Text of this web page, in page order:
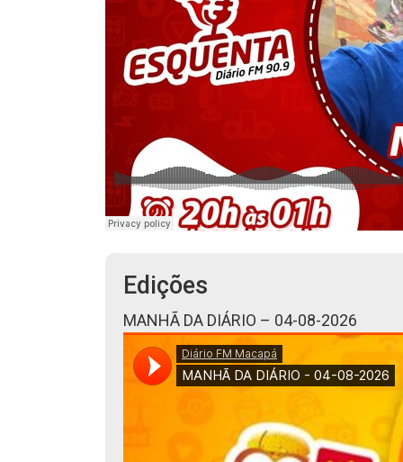
Edições
MANHÃ DA DIÁRIO – 04-08-2026